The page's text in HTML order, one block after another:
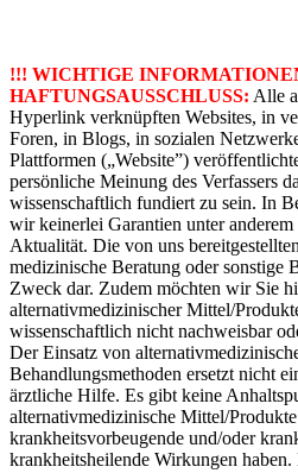
!!! WICHTIGE
HAFTUNGSAUSSCHLUSS: Alle
Hyperlink verknüpften Websites, in
Foren, in Blogs, in sozialen
Plattformen („Website”)
persönliche Meinung des Verfassers
wissenschaftlich fundiert zu sein. In
wir keinerlei Garantien unter
Aktualität. Die von uns
medizinische Beratung oder sonstige
Zweck dar. Zudem möchten wir Sie
alternativmedizinischer Mittel/
wissenschaftlich nicht nachweisbar
Der Einsatz von
Behandlungsmethoden ersetzt nicht
ärztliche Hilfe. Es gibt keine
alternativmedizinische Mittel/
krankheitsvorbeugende und/oder
krankheitsheilende Wirkungen